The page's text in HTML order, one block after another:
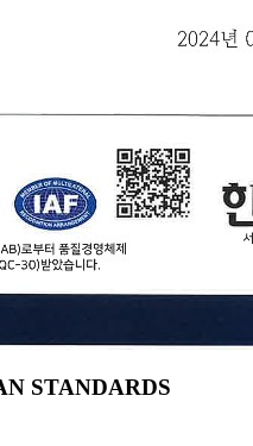
STANDARDS